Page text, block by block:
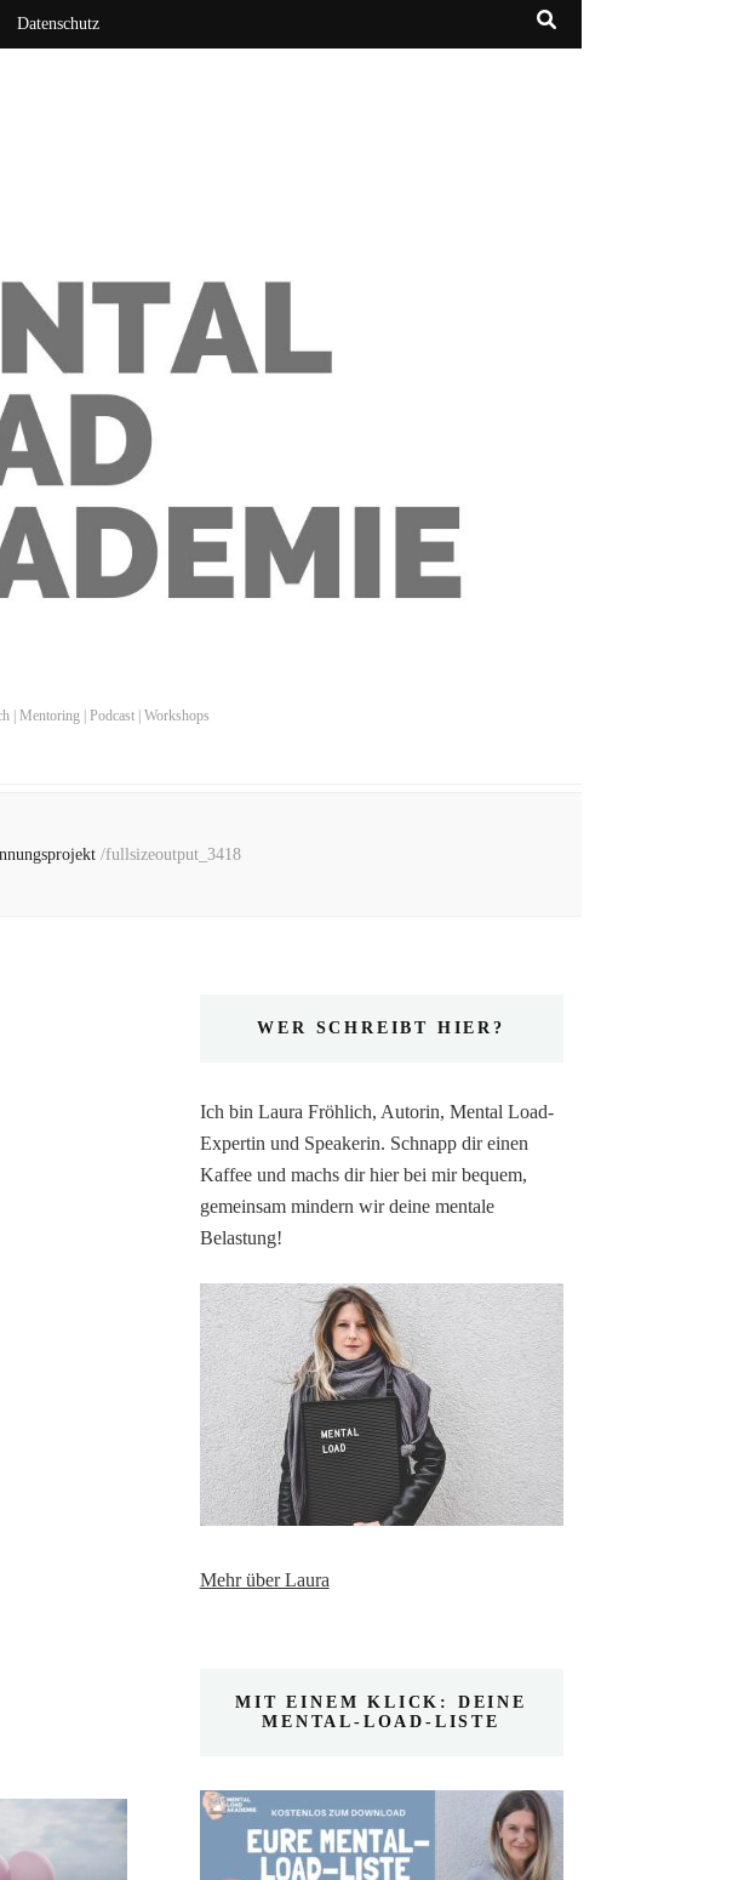
Datenschutz
| Mentoring | Podcast | Workshops
/fullsizeoutput_3418
WER SCHREIBT HIER?
Ich bin Laura Fröhlich, Autorin, Mental Load-
Expertin und Speakerin. Schnapp dir einen
Kaffee und machs dir hier bei mir bequem,
gemeinsam mindern wir deine mentale
Belastung!
Mehr über Laura
MIT EINEM KLICK: DEINE
MENTAL-LOAD-LISTE